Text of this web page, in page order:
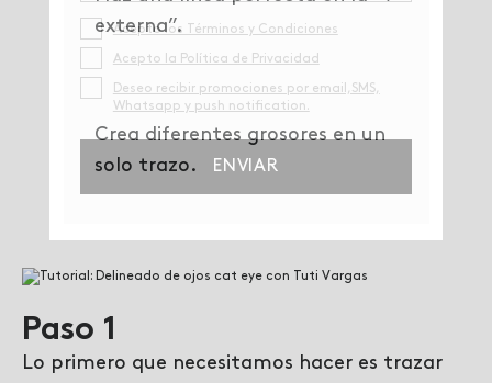
externa”.
Crea diferentes grosores en un
solo trazo.
Paso 1
Lo primero que necesitamos hacer es trazar